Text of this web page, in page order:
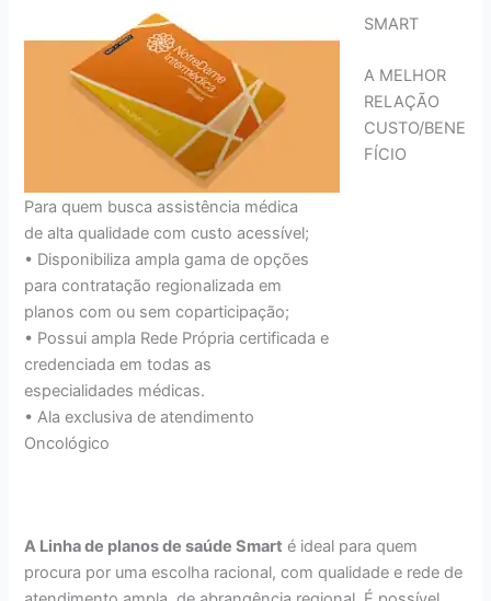
SMART
A MELHOR
RELAÇÃO
CUSTO/BENE
FÍCIO
Para quem busca assistência médica
de alta qualidade com custo acessível;
• Disponibiliza ampla gama de opções
para contratação regionalizada em
planos com ou sem coparticipação;
• Possui ampla Rede Própria certificada e
credenciada em todas as
especialidades médicas.
• Ala exclusiva de atendimento
Oncológico
A Linha de planos de saúde Smart é ideal para quem
procura por uma escolha racional, com qualidade e rede de